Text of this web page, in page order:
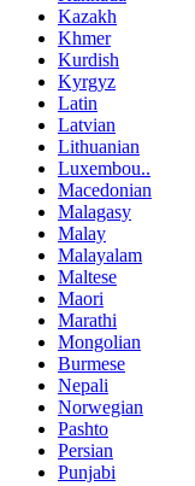
Kazakh
Khmer
Kurdish
Kyrgyz
Latin
Latvian
Lithuanian
Luxembou..
Macedonian
Malagasy
Malay
Malayalam
Maltese
Maori
Marathi
Mongolian
Burmese
Nepali
Norwegian
Pashto
Persian
Punjabi